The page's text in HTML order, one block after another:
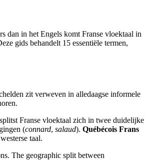
dan in het Engels komt Franse vloektaal in
gids behandelt 15 essentiële termen,
zit verweven in alledaagse informele
Franse vloektaal zich in twee duidelijke
(connard, salaud). Québécois Frans
taal.
The geographic split between